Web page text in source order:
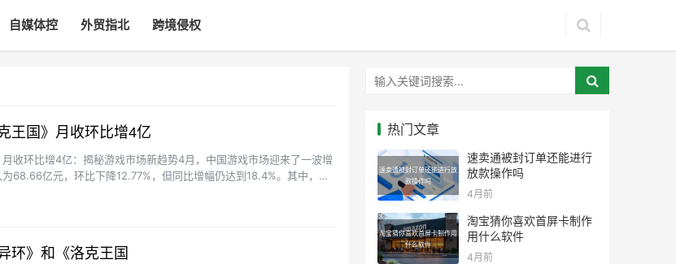
自媒体控 外贸指北 跨境侵权
王国》月收环比增4亿
收环比增4亿：揭秘游戏市场新趋势4月，中国游戏市场迎来了一波增
68.66亿元，环比下降12.77%，但同比增幅仍达到18.4%。其中，移
环》和《洛克王国
热门文章
速卖通被封订单还能进行放
款操作吗
速卖通被封订单还能进行
放款操作吗
4月前
淘宝猜你喜欢首屏卡制作用
什么软件
淘宝猜你喜欢首屏卡制作
用什么软件
4月前